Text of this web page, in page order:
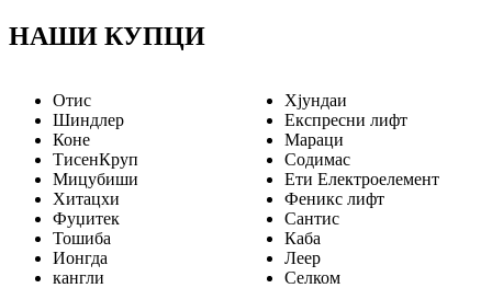
НАШИ КУПЦИ
Отис
Шиндлер
Коне
ТисенКруп
Мицубиши
Хитацхи
Фуџитек
Тошиба
Ионгда
кангли
Хјундаи
Експресни лифт
Мараци
Содимас
Ети Електроелемент
Феникс лифт
Сантис
Каба
Леер
Селком